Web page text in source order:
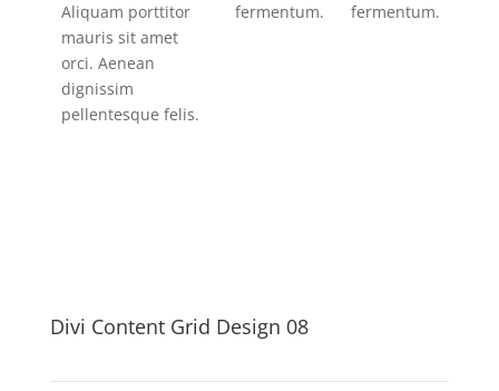
Aliquam porttitor
mauris sit amet
orci. Aenean
dignissim
pellentesque felis.
fermentum.
fermentum.
Divi Content Grid Design 08